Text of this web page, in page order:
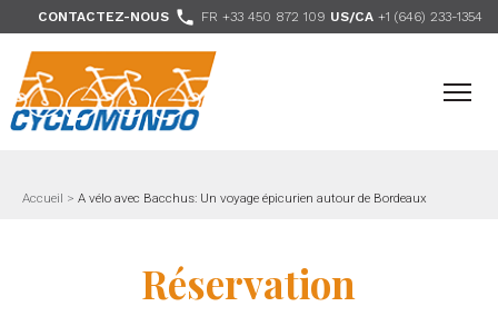
CONTACTEZ-NOUS  FR +33 450 872 109 US/CA +1 (646) 233-1354
Accueil > A vélo avec Bacchus: Un voyage épicurien autour de Bordeaux
Réservation